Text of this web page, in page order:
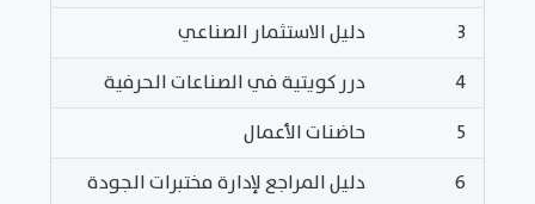
3
دليل الاستثمار الصناعي
4
درر كويتية في الصناعات الحرفية
5
حاضنات الأعمال
6
دليل المراجع لإدارة مختبرات الجودة